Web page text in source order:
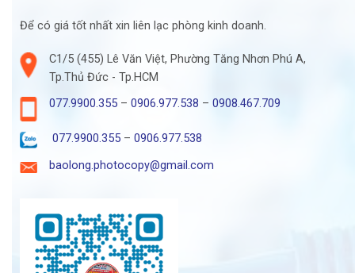
Để có giá tốt nhất xin liên lạc phòng kinh doanh.
C1/5 (455) Lê Văn Việt, Phường Tăng Nhơn Phú A,
Tp.Thủ Đức - Tp.HCM
077.9900.355– 0906.977.538 – 0908.467.709
077.9900.355– 0906.977.538
baolong.photocopy@gmail.com